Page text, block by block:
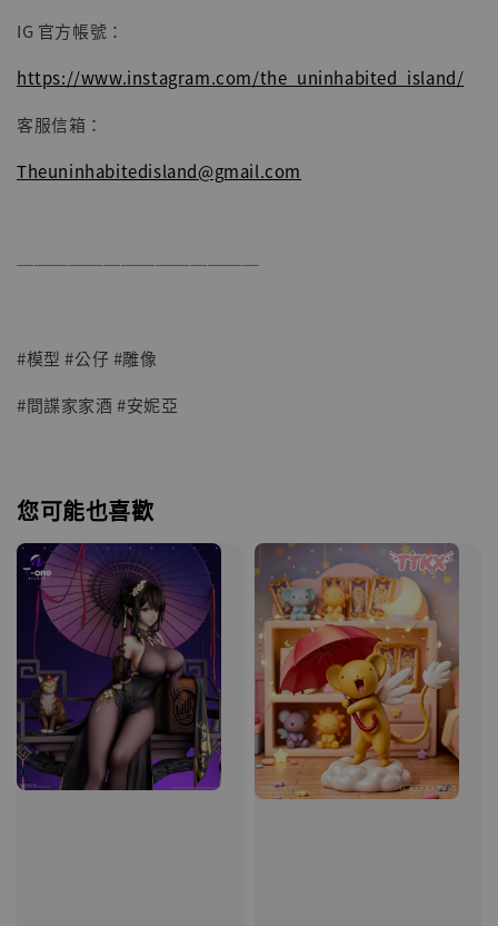
IG 官方帳號：
https://www.instagram.com/the_uninhabited_island/
客服信箱：
Theuninhabitedisland@gmail.com
──────────────
#模型 #公仔 #雕像
#間諜家家酒 #安妮亞
您可能也喜歡